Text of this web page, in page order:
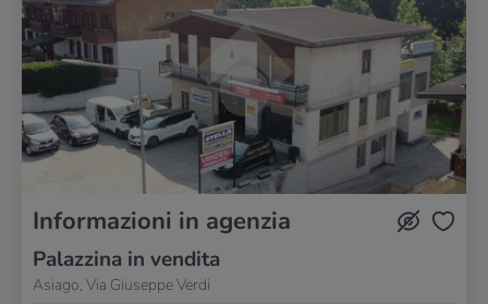
Informazioni in agenzia
Palazzina in vendita
Asiago, Via Giuseppe Verdi